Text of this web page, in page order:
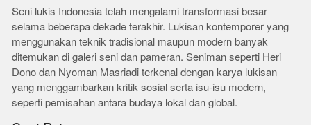
Seni lukis Indonesia telah mengalami transformasi besar
selama beberapa dekade terakhir. Lukisan kontemporer yang
menggunakan teknik tradisional maupun modern banyak
ditemukan di galeri seni dan pameran. Seniman seperti Heri
Dono dan Nyoman Masriadi terkenal dengan karya lukisan
yang menggambarkan kritik sosial serta isu-isu modern,
seperti pemisahan antara budaya lokal dan global.